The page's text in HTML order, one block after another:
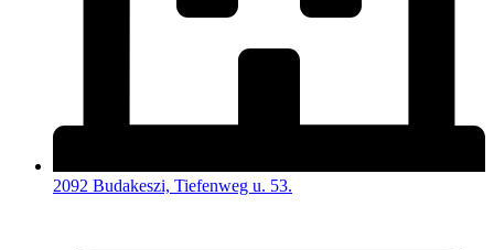
2092 Budakeszi, Tiefenweg u. 53.